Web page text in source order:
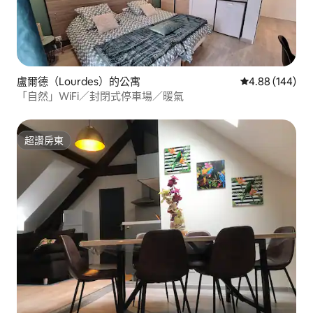
盧爾德（Lourdes）的公寓 從 144 則評價
4.88 (144)
「自然」WiFi／封閉式停車場／暖氣
超讚房東
超讚房東